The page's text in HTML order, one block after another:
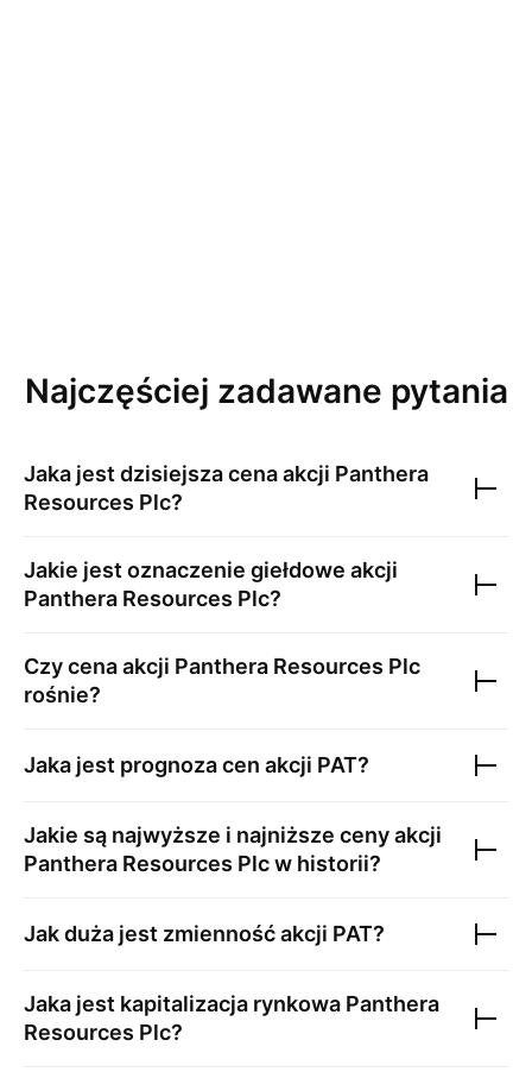
Najczęściej zadawane pytania
Jaka jest dzisiejsza cena akcji Panthera
Resources Plc?
Jakie jest oznaczenie giełdowe akcji
Panthera Resources Plc?
Czy cena akcji Panthera Resources Plc
rośnie?
Jaka jest prognoza cen akcji PAT?
Jakie są najwyższe i najniższe ceny akcji
Panthera Resources Plcw historii?
Jak duża jest zmienność akcji PAT?
Jaka jest kapitalizacja rynkowa Panthera
Resources Plc?